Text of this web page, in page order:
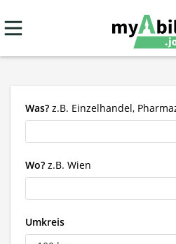
Was? z.B. Einzelhandel,
Wo? z.B. Wien
Umkreis